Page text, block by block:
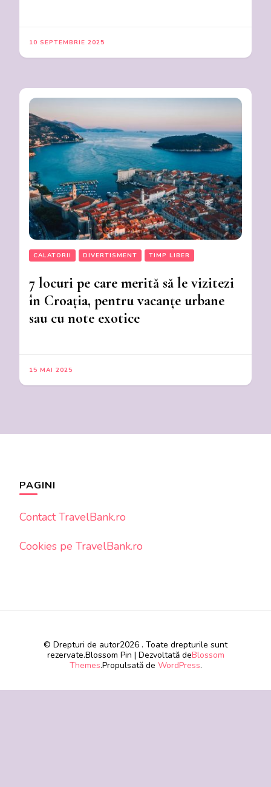
10 SEPTEMBRIE 2025
CALATORII DIVERTISMENT TIMP LIBER
7 locuri pe care merită să le vizitezi
în Croația, pentru vacanțe urbane
sau cu note exotice
15 MAI 2025
PAGINI
Contact TravelBank.ro
Cookies pe TravelBank.ro
© Drepturi de autor2026 . Toate drepturile sunt
rezervate.Blossom Pin | Dezvoltată deBlossom
Themes.Propulsată de WordPress.